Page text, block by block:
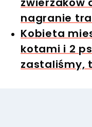
nagranie
Kobieta
kotami i 2
zastaliśmy,